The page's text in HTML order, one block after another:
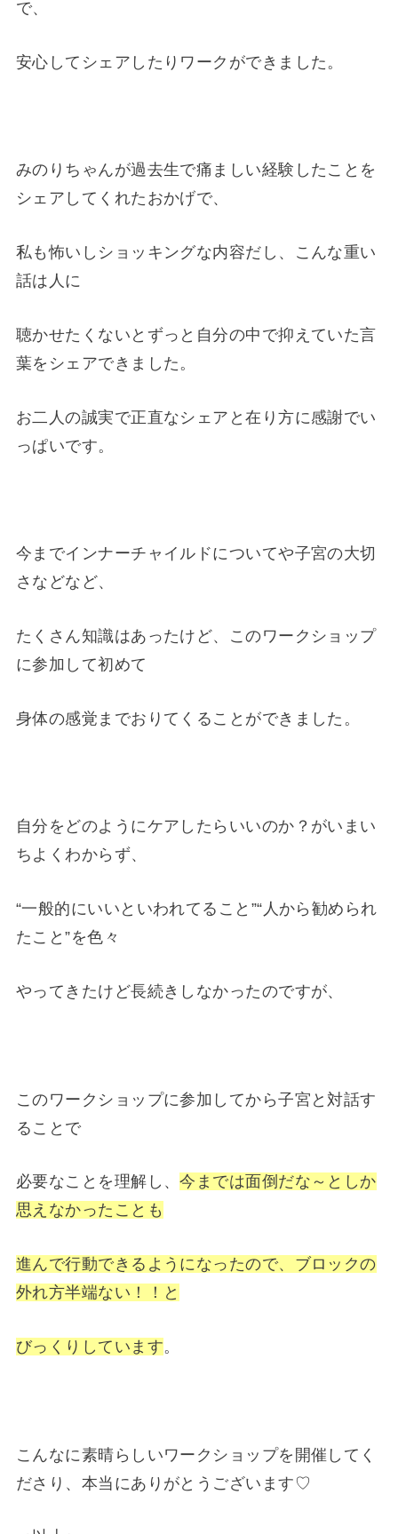
で、
安心してシェアしたりワークができました。
みのりちゃんが過去生で痛ましい経験したことを
シェアしてくれたおかげで、
私も怖いしショッキングな内容だし、こんな重い
話は人に
聴かせたくないとずっと自分の中で抑えていた言
葉をシェアできました。
お二人の誠実で正直なシェアと在り方に感謝でい
っぱいです。
今までインナーチャイルドについてや子宮の大切
さなどなど、
たくさん知識はあったけど、このワークショップ
に参加して初めて
身体の感覚までおりてくることができました。
自分をどのようにケアしたらいいのか？がいまい
ちよくわからず、
“一般的にいいといわれてること”“人から勧められ
たこと”を色々
やってきたけど長続きしなかったのですが、
このワークショップに参加してから子宮と対話す
ることで
必要なことを理解し、今までは面倒だな～としか
思えなかったことも
進んで行動できるようになったので、ブロックの
外れ方半端ない！！と
びっくりしています。
こんなに素晴らしいワークショップを開催してく
ださり、本当にありがとうございます♡